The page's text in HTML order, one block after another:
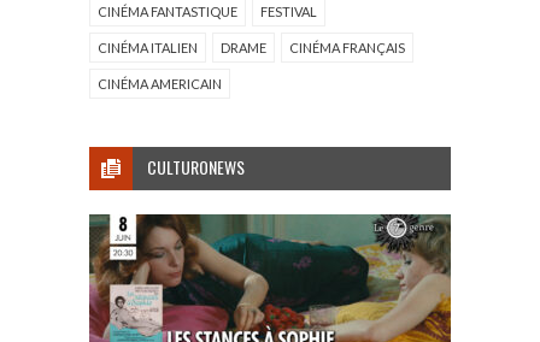
CINÉMA FANTASTIQUE FESTIVAL
CINÉMA ITALIEN DRAME CINÉMA FRANÇAIS
CINÉMA AMERICAIN
CULTURONEWS